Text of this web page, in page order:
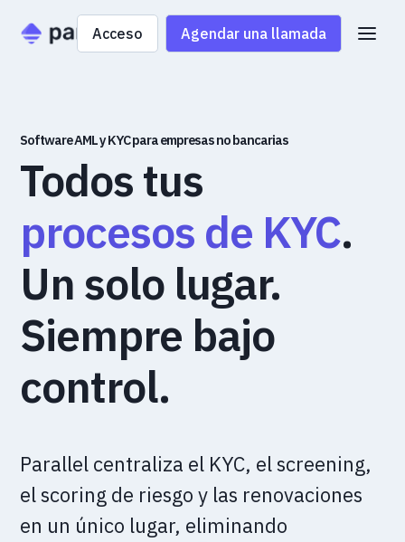
Acceso Agendar una llamada
Software AML y KYC para empresas no bancarias
Todos tus
procesos de KYC.
Un solo lugar.
Siempre bajo
control.
Parallel centraliza el KYC, el screening,
el scoring de riesgo y las renovaciones
en un único lugar, eliminando